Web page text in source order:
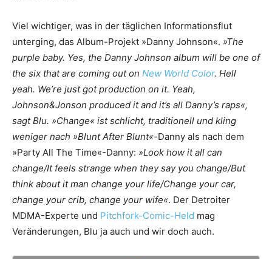
Viel wichtiger, was in der täglichen Informationsflut
unterging, das Album-Projekt »Danny Johnson«. »The
purple baby. Yes, the Danny Johnson album will be one of
the six that are coming out on New World Color. Hell
yeah. We’re just got production on it. Yeah,
Johnson&Jonson produced it and it’s all Danny’s raps«,
sagt Blu. »Change« ist schlicht, traditionell und kling
weniger nach »Blunt After Blunt«-Danny als nach dem
»Party All The Time«-Danny: »Look how it all can
change/It feels strange when they say you change/But
think about it man change your life/Change your car,
change your crib, change your wife«. Der Detroiter
MDMA-Experte und Pitchfork-Comic-Held mag
Veränderungen, Blu ja auch und wir doch auch.